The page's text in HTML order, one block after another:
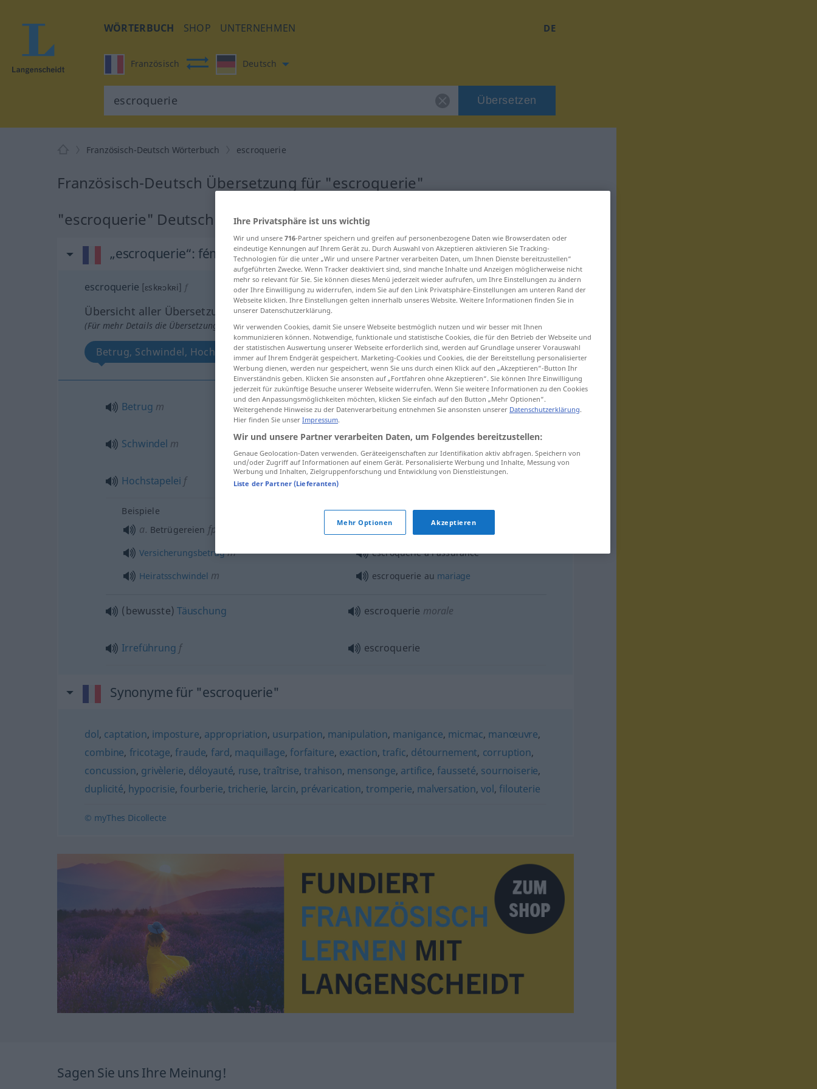
WÖRTERBUCH SHOP UNTERNEHMEN DE
Französisch Deutsch
Übersetzen
Französisch-Deutsch Wörterbuch escroquerie
Französisch-Deutsch Übersetzung für "escroquerie"
"escroquerie" Deutsch Übersetzung
„escroquerie“: féminin
escroquerie [ɛskʀɔkʀi] f
Übersicht aller Übersetzungen
(Für mehr Details die Übersetzung anklicken/antippen)
Betrug, Schwindel, Hochstapelei bewusste Täuschung, Irreführung
Betrug m escroquerie
Schwindel m escroquerie
Hochstapelei f
Beispiele
a. Betrügereien fpl pl
Versicherungsbetrugm
escroquerie à l’assurance
Heiratsschwindel m escroquerie au mariage
(bewusste) Täuschung escroquerie morale
Irreführung f escroquerie
Synonyme für "escroquerie"
dol, captation, imposture, appropriation, usurpation, manipulation, manigance, micmac, manœuvre,
combine, fricotage,fraude, fard, maquillage,forfaiture, exaction, trafic, détournement, corruption,
concussion, grivèlerie, déloyauté, ruse,traîtrise,trahison, mensonge, artifice,fausseté, sournoiserie,
duplicité, hypocrisie, fourberie, tricherie, larcin, prévarication,tromperie, malversation,vol,filouterie
© myThes Dicollecte
Sagen Sie uns Ihre Meinung!
Ihre Privatsphäre ist uns wichtig
Wir und unsere 716-Partner speichern und greifen auf personenbezogene Daten wie Browserdaten oder
eindeutige Kennungen auf Ihrem Gerät zu. Durch Auswahl von Akzeptieren aktivieren Sie Tracking-
Technologien für die unter „Wir und unsere Partner verarbeiten Daten, um Ihnen Dienste bereitzustellen“
aufgeführten Zwecke. Wenn Tracker deaktiviert sind, sind manche Inhalte und Anzeigen möglicherweise nicht
mehr so relevant für Sie. Sie können dieses Menü jederzeit wieder aufrufen, um Ihre Einstellungen zu ändern
oder Ihre Einwilligung zu widerrufen, indem Sie auf den Link Privatsphäre-Einstellungen am unteren Rand der
Webseite klicken. Ihre Einstellungen gelten innerhalb unseres Website. Weitere Informationen finden Sie in
unserer Datenschutzerklärung.
Wir verwenden Cookies, damit Sie unsere Webseite bestmöglich nutzen und wir besser mit Ihnen
kommunizieren können. Notwendige, funktionale und statistische Cookies, die für den Betrieb der Webseite und
der statistischen Auswertung unserer Webseite erforderlich sind, werden auf Grundlage unserer Vorauswahl
immer auf Ihrem Endgerät gespeichert. Marketing-Cookies und Cookies, die der Bereitstellung personalisierter
Werbung dienen, werden nur gespeichert, wenn Sie uns durch einen Klick auf den „Akzeptieren“-Button Ihr
Einverständnis geben. Klicken Sie ansonsten auf „Fortfahren ohne Akzeptieren“. Sie können Ihre Einwilligung
jederzeit für zukünftige Besuche unserer Webseite widerrufen. Wenn Sie weitere Informationen zu den Cookies
und den Anpassungsmöglichkeiten möchten, klicken Sie einfach auf den Button „Mehr Optionen“.
Weitergehende Hinweise zu der Datenverarbeitung entnehmen Sie ansonsten unserer Datenschutzerklärung.
Hier finden Sie unser Impressum.
Wir und unsere Partner verarbeiten Daten, um Folgendes bereitzustellen:
Genaue Geolocation-Daten verwenden. Geräteeigenschaften zur Identifikation aktiv abfragen. Speichern von
und/oder Zugriff auf Informationen auf einem Gerät. Personalisierte Werbung und Inhalte, Messung von
Werbung und Inhalten, Zielgruppenforschung und Entwicklung von Dienstleistungen.
Liste der Partner (Lieferanten)
Mehr Optionen Akzeptieren